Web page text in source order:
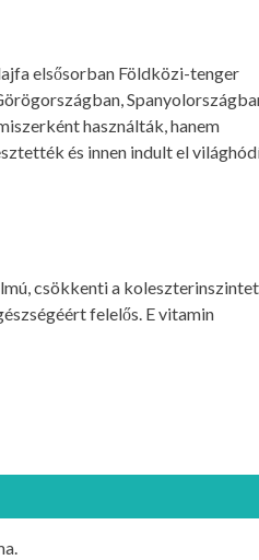
elsősorban Földközi-tenger
használták, hanem
és innen indult el
csökkenti a
felelős. E vitamin